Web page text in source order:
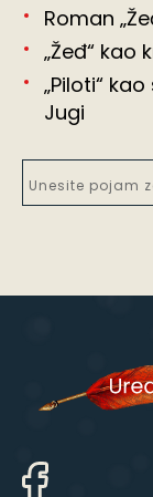
Roman
„Žeđ“
„Piloti“
Jugi